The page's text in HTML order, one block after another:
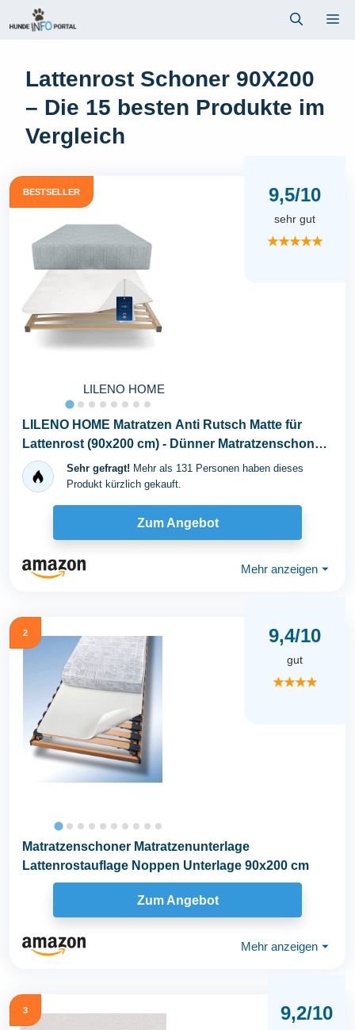
Inhalt
Lattenrost Schoner 90X200
– Die 15 besten Produkte im
Vergleich
BESTSELLER
LILENO HOME
9,5/10
sehr gut
★★★★★
LILENO HOME Matratzen Anti Rutsch Matte für
Lattenrost (90x200 cm) - Dünner Matratzenschoner
für...
Sehr gefragt! Mehr als 131 Personen haben dieses
Produkt kürzlich gekauft.
Zum Angebot
Mehr anzeigen ⏷
2 9,4/10
gut
★★★★
Matratzenschoner Matratzenunterlage
Lattenrostauflage Noppen Unterlage 90x200 cm
Zum Angebot
Mehr anzeigen ⏷
3 9,2/10